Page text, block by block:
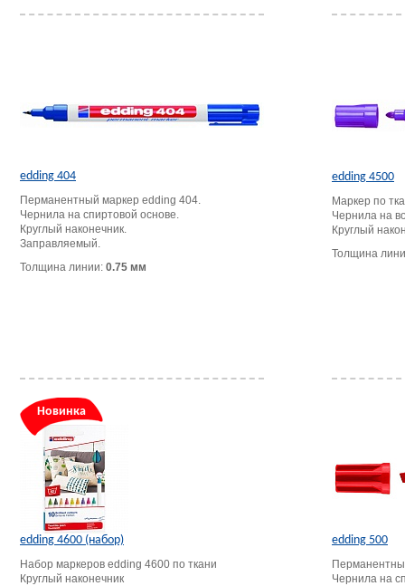
edding 404
Перманентный маркер edding 404.
Чернила на спиртовой основе.
Круглый наконечник.
Заправляемый.
Толщина линии: 0.75 мм
edding 4500
Маркер по
Чернила на
Круглый
Толщина
Новинка
edding 4600 (набор)
Набор маркеров edding 4600 по ткани
Круглый наконечник
edding 500
Чернила на